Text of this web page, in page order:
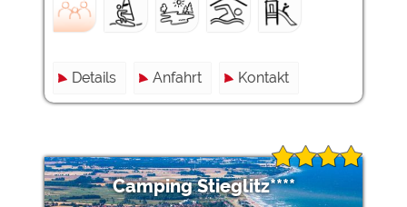
Details Anfahrt Kontakt
Camping Stieglitz****